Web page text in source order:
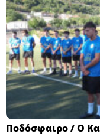
Ποδόσφαιρο / Ο